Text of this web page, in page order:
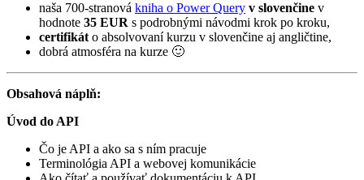
naša 700-stranová kniha o Power Query v slovenčine v
hodnote 35 EUR s podrobnými návodmi krok po kroku,
certifikát o absolvovaní kurzu v slovenčine aj angličtine,
dobrá atmosféra na kurze 🙂
Obsahová náplň:
Úvod do API
Čo je API a ako sa s ním pracuje
Terminológia API a webovej komunikácie